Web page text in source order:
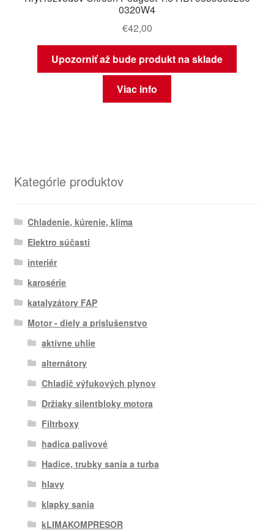
0320W4
€42,00
Upozorniť až bude produkt na sklade
Viac info
Kategórie produktov
Chladenie, kúrenie, klíma
Elektro súčasti
interiér
karosérie
katalyzátory FAP
Motor - diely a príslušenstvo
aktívne uhlie
alternátory
Chladič výfukových plynov
Držiaky silentbloky motora
Filtrboxy
hadica palivové
Hadice, trubky sania a turba
hlavy
klapky sania
kLIMAKOMPRESOR